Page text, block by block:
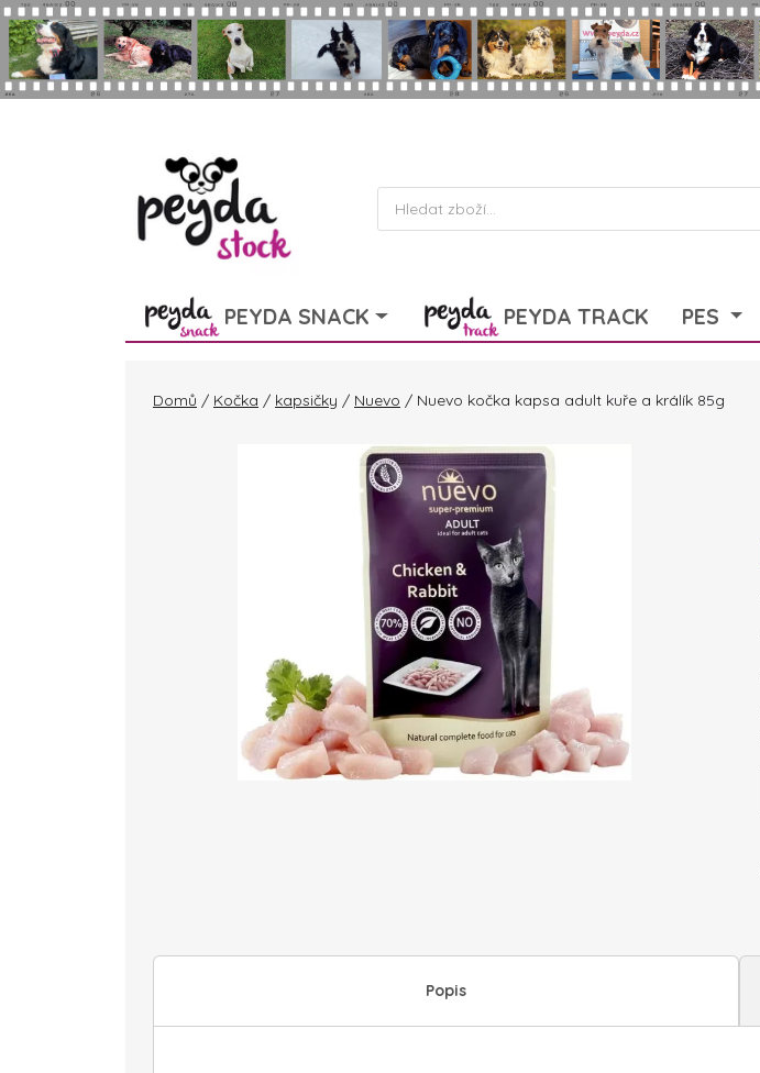
Skip to main content
Products
search
PEYDA SNACK PEYDA TRACK PES
Domů / Kočka / kapsičky / Nuevo / Nuevo kočka kapsa adult kuře a králík 85g
Popis